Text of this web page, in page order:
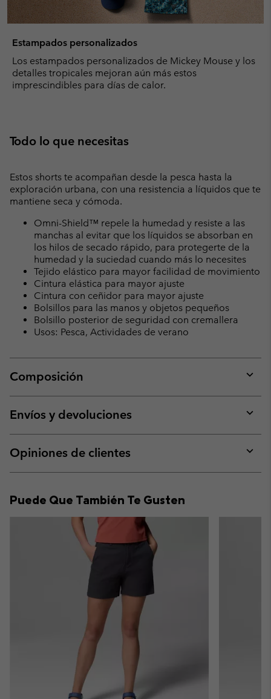
Estampados personalizados
Los estampados personalizados de Mickey Mouse y los
detalles tropicales mejoran aún más estos
imprescindibles para días de calor.
Todo lo que necesitas
Estos shorts te acompañan desde la pesca hasta la
exploración urbana, con una resistencia a líquidos que te
mantiene seca y cómoda.
Omni-Shield™ repele la humedad y resiste a las
manchas al evitar que los líquidos se absorban en
los hilos de secado rápido, para protegerte de la
humedad y la suciedad cuando más lo necesites
Tejido elástico para mayor facilidad de movimiento
Cintura elástica para mayor ajuste
Cintura con ceñidor para mayor ajuste
Bolsillos para las manos y objetos pequeños
Bolsillo posterior de seguridad con cremallera
Usos: Pesca, Actividades de verano
Composición
or
Envíos y devoluciones
or
Opiniones de clientes
or
Puede Que También Te Gusten